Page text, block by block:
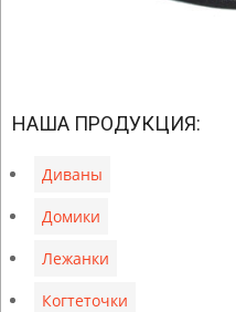
03-
НАША ПРОДУКЦИЯ:
Диваны
Домики
Лежанки
Когтеточки